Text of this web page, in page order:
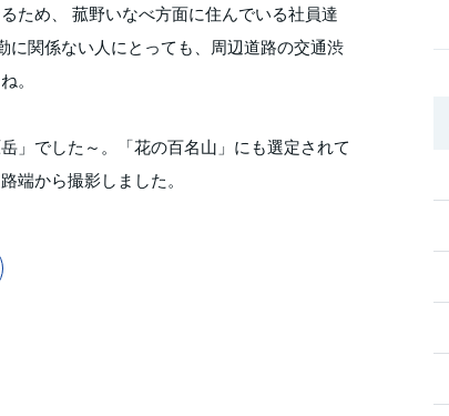
ため、 菰野いなべ方面に住んでいる社員達
に関係ない人にとっても、周辺道路の交通渋
。
」でした～。「花の百名山」にも選定されて
端から撮影しました。